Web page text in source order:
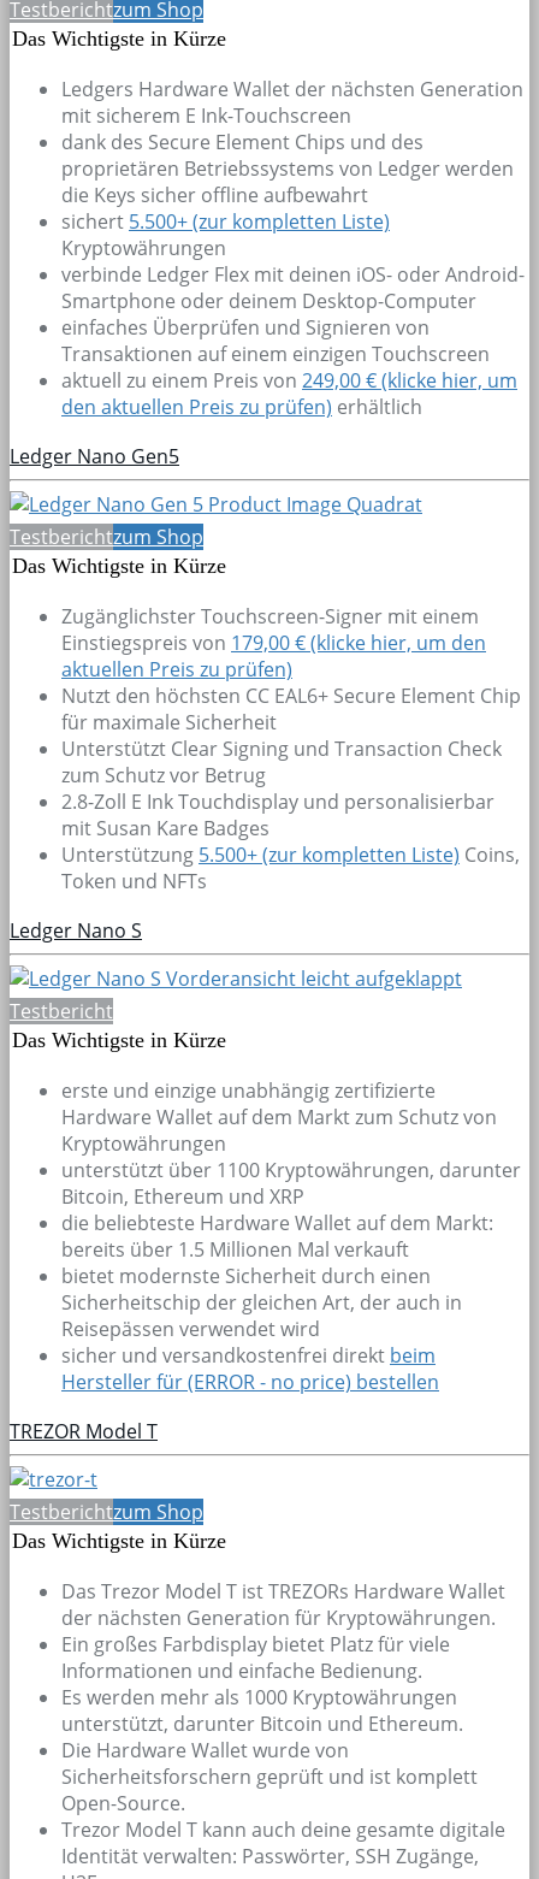
Testberichtzum Shop
Das Wichtigste in Kürze
Ledgers Hardware Wallet der nächsten Generation
mit sicherem E Ink-Touchscreen
dank des Secure Element Chips und des
proprietären Betriebssystems von Ledger werden
die Keys sicher offline aufbewahrt
sichert 5.500+(zur kompletten Liste)
Kryptowährungen
verbinde Ledger Flex mit deinen iOS- oder Android-
Smartphone oder deinem Desktop-Computer
einfaches Überprüfen und Signieren von
Transaktionen auf einem einzigen Touchscreen
aktuell zu einem Preis von 249,00 € (klicke hier, um
den aktuellen Preis zu prüfen) erhältlich
Ledger Nano Gen5
Testberichtzum Shop
Das Wichtigste in Kürze
Zugänglichster Touchscreen-Signer mit einem
Einstiegspreis von 179,00 € (klicke hier, um den
aktuellen Preis zu prüfen)
Nutzt den höchsten CC EAL6+ Secure Element Chip
für maximale Sicherheit
Unterstützt Clear Signing und Transaction Check
zum Schutz vor Betrug
2.8-Zoll E Ink Touchdisplay und personalisierbar
mit Susan Kare Badges
Unterstützung 5.500+(zur kompletten Liste) Coins,
Token und NFTs
Ledger Nano S
Testbericht
Das Wichtigste in Kürze
erste und einzige unabhängig zertifizierte
Hardware Wallet auf dem Markt zum Schutz von
Kryptowährungen
unterstützt über 1100 Kryptowährungen, darunter
Bitcoin, Ethereum und XRP
die beliebteste Hardware Wallet auf dem Markt:
bereits über 1.5 Millionen Mal verkauft
bietet modernste Sicherheit durch einen
Sicherheitschip der gleichen Art, der auch in
Reisepässen verwendet wird
sicher und versandkostenfrei direkt beim
Hersteller für (ERROR - no price) bestellen
TREZOR Model T
Testberichtzum Shop
Das Wichtigste in Kürze
Das Trezor Model T ist TREZORs Hardware Wallet
der nächsten Generation für Kryptowährungen.
Ein großes Farbdisplay bietet Platz für viele
Informationen und einfache Bedienung.
Es werden mehr als 1000 Kryptowährungen
unterstützt, darunter Bitcoin und Ethereum.
Die Hardware Wallet wurde von
Sicherheitsforschern geprüft und ist komplett
Open-Source.
Trezor Model T kann auch deine gesamte digitale
Identität verwalten: Passwörter, SSH Zugänge,